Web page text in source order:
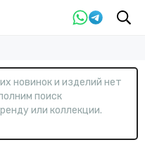
новинок и изделий нет
поиск
или коллекции.